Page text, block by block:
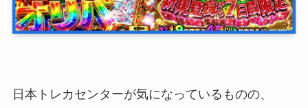
日本トレカセンターが気になっているものの、